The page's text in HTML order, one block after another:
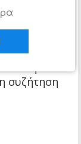
μας
ο
συζήτηση